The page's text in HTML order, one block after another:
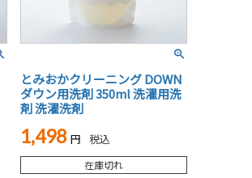
とみおかクリーニング DOWN
ダウン用洗剤 350ml 洗濯用洗
剤 洗濯洗剤
1,498 税込
在庫切れ